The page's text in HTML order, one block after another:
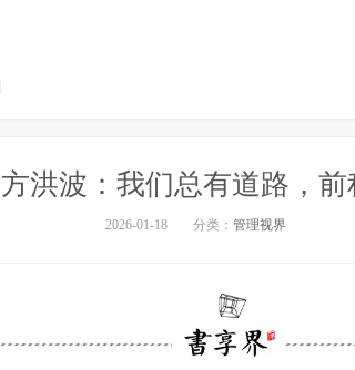
方洪波：我们总有道路，前
2026-01-18 分类： 管理视界